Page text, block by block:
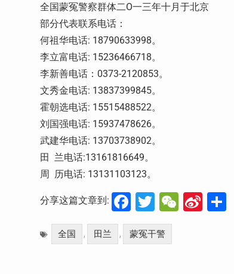
全国蒙冤警察群体二O一三年十月于北京
部分代表联系电话：
何祖华电话: 18790633998。
李立富电话: 15236466718。
李新善电话：0373-2120853。
文秀金电话: 13837399845。
霍朝选电话: 15515488522。
刘国强电话: 15937478626。
武建华电话: 13703738902。
田 兰电话:13161816649。
周 历电话: 13131103123。
分享这篇文章到: Facebook
Twitter
WeChat
Sina
全国 , 田兰 , 蒙冤干警